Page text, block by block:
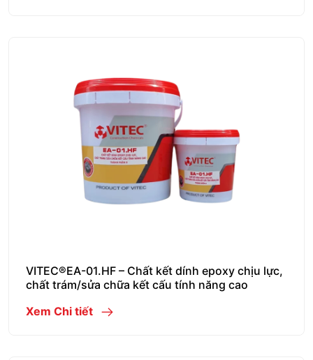
VITEC®EA-01.HF – Chất kết dính epoxy chịu lực,
chất trám/sửa chữa kết cấu tính năng cao
Xem Chi tiết